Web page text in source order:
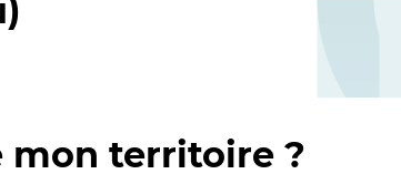
mon territoire ?